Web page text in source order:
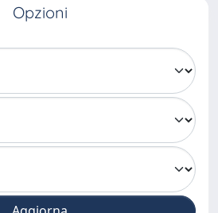
Opzioni